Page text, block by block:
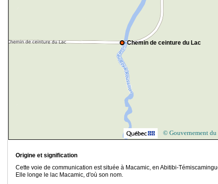
Chemin de ceinture du Lac
© Gouvernement du
Origine et signification
Cette voie de communication est située à Macamic, en Abitibi-
Elle longe le lac Macamic, d'où son nom.